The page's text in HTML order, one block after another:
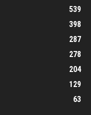
539
398
287
278
204
129
63